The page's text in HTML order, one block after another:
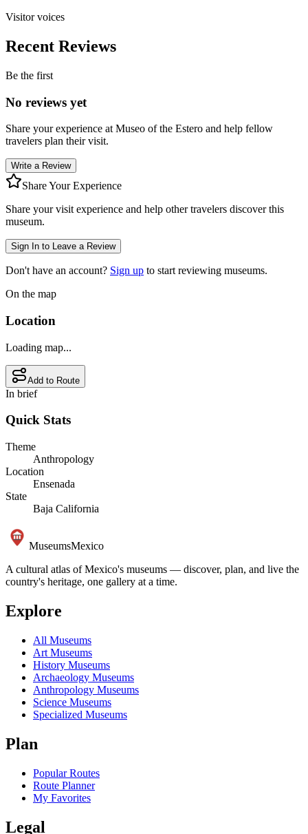
Visitor voices
Recent Reviews
Be the first
No reviews yet
Share your experience at Museo of the Estero and help fellow
travelers plan their visit.
Write a Review
Share Your Experience
Share your visit experience and help other travelers discover this
museum.
Sign In to Leave a Review
Don't have an account? Sign up to start reviewing museums.
On the map
Location
Loading map...
Add to Route
In brief
Quick Stats
Theme
Anthropology
Location
Ensenada
State
Baja California
MuseumsMexico
A cultural atlas of Mexico's museums — discover, plan, and live the
country's heritage, one gallery at a time.
Explore
All Museums
Art Museums
History Museums
Archaeology Museums
Anthropology Museums
Science Museums
Specialized Museums
Plan
Popular Routes
Route Planner
My Favorites
Legal